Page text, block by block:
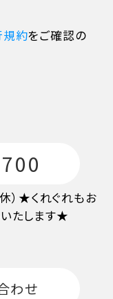
無料
約をご確認の
）★くれぐれもお
たします★
わせ